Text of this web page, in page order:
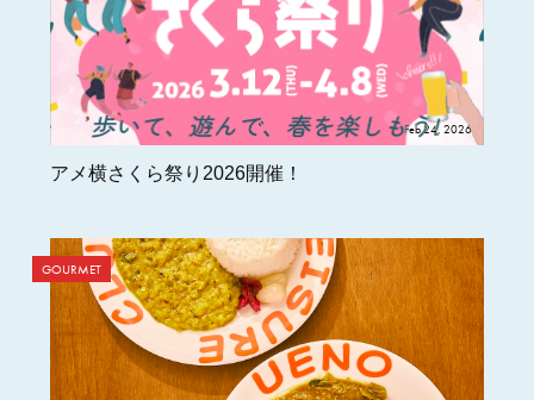
Feb 24, 2026
アメ横さくら祭り2026開催！
GOURMET